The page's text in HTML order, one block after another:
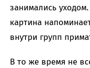
занимались
картина
внутри групп
В то же время не